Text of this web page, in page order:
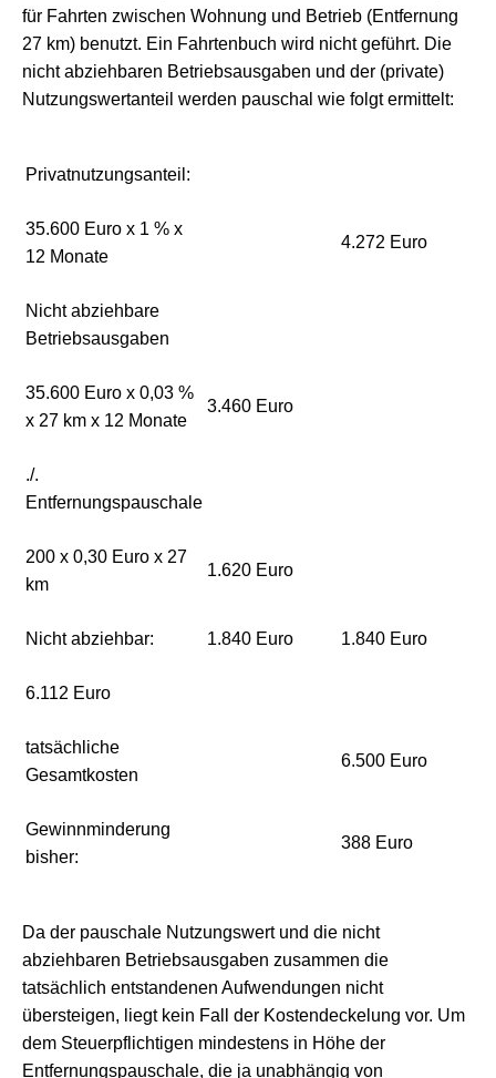
für Fahrten zwischen Wohnung und Betrieb (Entfernung
27 km) benutzt. Ein Fahrtenbuch wird nicht geführt. Die
nicht abziehbaren Betriebsausgaben und der (private)
Nutzungswertanteil werden pauschal wie folgt ermittelt:
Privatnutzungsanteil:
35.600 Euro x 1 % x
12 Monate
4.272 Euro
Nicht abziehbare
Betriebsausgaben
35.600 Euro x 0,03 %
x 27 km x 12 Monate
3.460 Euro
./.
Entfernungspauschale
200 x 0,30 Euro x 27
km
1.620 Euro
Nicht abziehbar: 1.840 Euro 1.840 Euro
6.112 Euro
tatsächliche
Gesamtkosten
6.500 Euro
Gewinnminderung
bisher:
388 Euro
Da der pauschale Nutzungswert und die nicht
abziehbaren Betriebsausgaben zusammen die
tatsächlich entstandenen Aufwendungen nicht
übersteigen, liegt kein Fall der Kostendeckelung vor. Um
dem Steuerpflichtigen mindestens in Höhe der
Entfernungspauschale, die ja unabhängig von